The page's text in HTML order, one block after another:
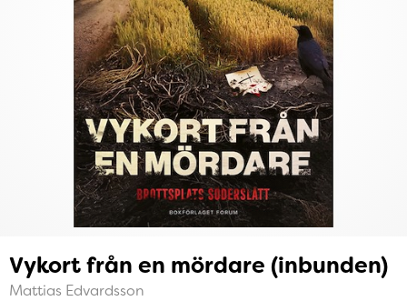
Vykort från en mördare (inbunden)
Mattias Edvardsson